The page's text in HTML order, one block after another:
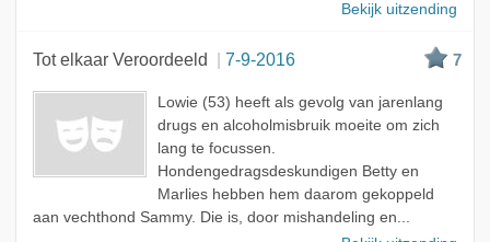
Bekijk uitzending
Tot elkaar Veroordeeld 7-9-2016 7
Lowie (53) heeft als gevolg van jarenlang
drugs en alcoholmisbruik moeite om zich
lang te focussen.
Hondengedragsdeskundigen Betty en
Marlies hebben hem daarom gekoppeld
aan vechthond Sammy. Die is, door mishandeling en...